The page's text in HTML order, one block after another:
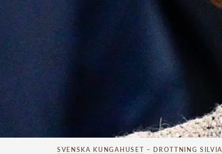
SVENSKA KUNGAHUSET – DROTTNING SILVIA